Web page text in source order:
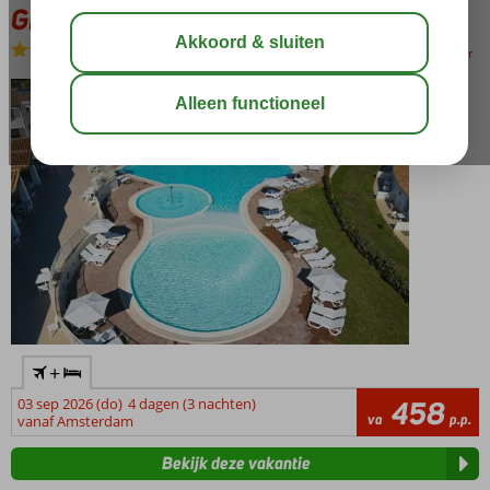
GH Santina Resort & Spa
Logies en ontbijt-Hotel bewaar
+
03 sep 2026 (do) 4 dagen (3 nachten)
vanaf Amsterdam
va 458 p.p.
Bekijk deze vakantie